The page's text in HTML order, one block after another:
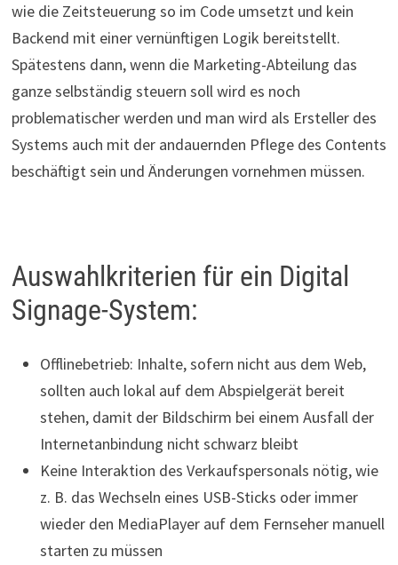
wie die Zeitsteuerung so im Code umsetzt und kein
Backend mit einer vernünftigen Logik bereitstellt.
Spätestens dann, wenn die Marketing-Abteilung das
ganze selbständig steuern soll wird es noch
problematischer werden und man wird als Ersteller des
Systems auch mit der andauernden Pflege des Contents
beschäftigt sein und Änderungen vornehmen müssen.
Auswahlkriterien für ein Digital
Signage-System:
Offlinebetrieb: Inhalte, sofern nicht aus dem Web,
sollten auch lokal auf dem Abspielgerät bereit
stehen, damit der Bildschirm bei einem Ausfall der
Internetanbindung nicht schwarz bleibt
Keine Interaktion des Verkaufspersonals nötig, wie
z. B. das Wechseln eines USB-Sticks oder immer
wieder den MediaPlayer auf dem Fernseher manuell
starten zu müssen